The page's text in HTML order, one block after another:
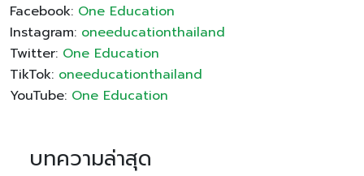
Facebook: One Education
Instagram: oneeducationthailand
Twitter: One Education
TikTok: oneeducationthailand
YouTube: One Education
บทความล่าสุด